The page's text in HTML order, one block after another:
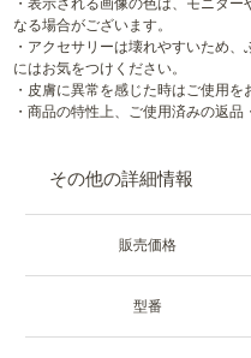
なる場合がございます。
・アクセサリーは壊れやすいため
にはお気をつけください。
・皮膚に異常を感じた時はご使用
・商品の特性上、ご使用済みの返品
その他の詳細情報
販売価格
型番